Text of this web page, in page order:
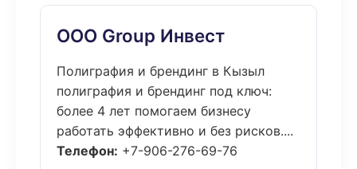
ООО Group Инвест
Полиграфия и брендинг в Кызыл
полиграфия и брендинг под ключ:
более 4 лет помогаем бизнесу
работать эффективно и без рисков....
Телефон: +7-906-276-69-76